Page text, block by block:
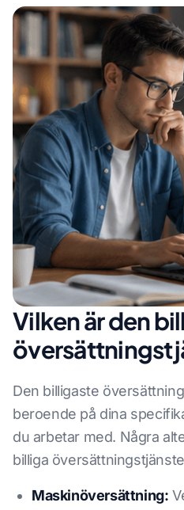
Vilken är den
Den billigaste
beroende på dina
du arbetar med. Några
billiga
Maskinöversättning: